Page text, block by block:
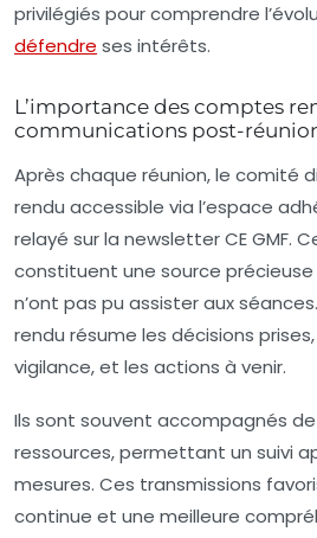
privilégiés pour comprendre
défendre ses intérêts.
L’importance des comptes
communications post-
Après chaque réunion, le comité
rendu accessible via l’espace
relayé sur la newsletter CE GMF.
constituent une source précieuse
n’ont pas pu assister aux
rendu résume les décisions
vigilance, et les actions à venir.
Ils sont souvent accompagnés
ressources, permettant un suivi
mesures. Ces transmissions
continue et une meilleure